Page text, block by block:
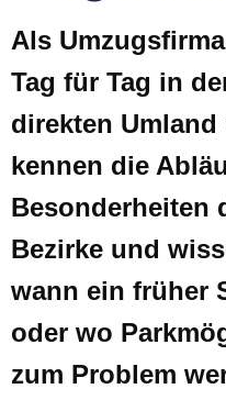
Als
Tag für Tag in
direkten
kennen die
Besonderheiten
Bezirke und
wann ein früher
oder wo
zum Problem